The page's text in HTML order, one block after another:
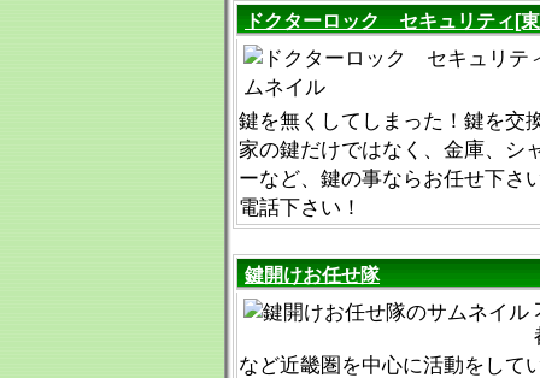
ドクターロック セキュリティ[
鍵を無くしてしまった！鍵を交
家の鍵だけではなく、金庫、シ
ーなど、鍵の事ならお任せ下さ
電話下さい！
鍵開けお任せ隊
など近畿圏を中心に活動をして